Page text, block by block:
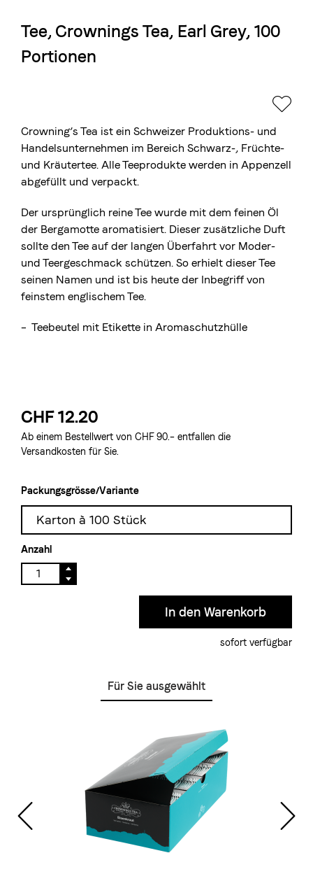
Die Berner Rösterei
Blasercafé
© 2026 Blasercafé AG
Tee, Crownings Tea, Earl Grey, 100
Portionen
Crowning’s Tea ist ein Schweizer Produktions- und
Handelsunternehmen im Bereich Schwarz-, Früchte-
und Kräutertee. Alle Teeprodukte werden in Appenzell
abgefüllt und verpackt.
Der ursprünglich reine Tee wurde mit dem feinen Öl
der Bergamotte aromatisiert. Dieser zusätzliche Duft
sollte den Tee auf der langen Überfahrt vor Moder-
und Teergeschmack schützen. So erhielt dieser Tee
seinen Namen und ist bis heute der Inbegriff von
feinstem englischem Tee.
– Teebeutel mit Etikette in Aromaschutzhülle
CHF 12.20
Ab einem Bestellwert von CHF 90.– entfallen die
Versandkosten für Sie.
Packungsgrösse/Variante
Karton à 100 Stück
Anzahl
sofort verfügbar
Für Sie ausgewählt